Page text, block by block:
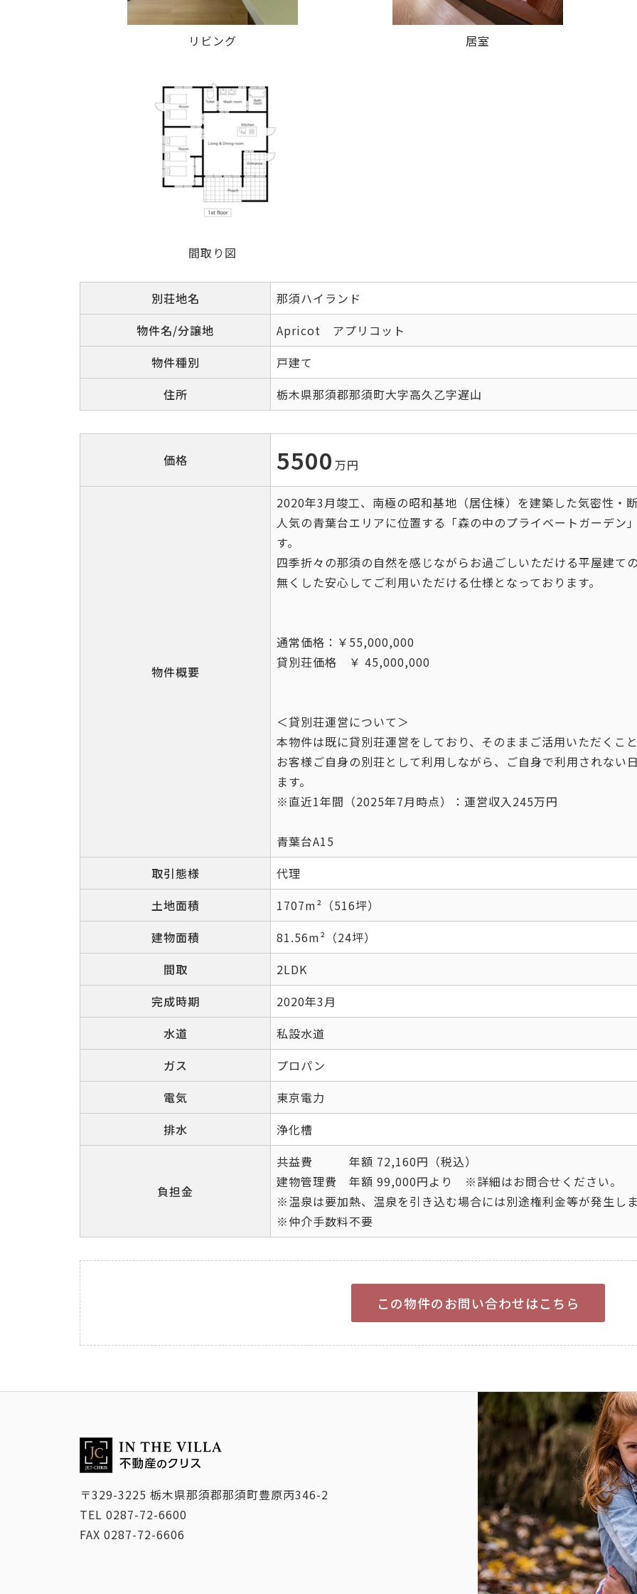
リビング 居室
間取り図
別荘地名
那須ハイランド
物件名/分譲地
Apricot アプリコット
物件種別
戸建て
住所
栃木県那須郡那須町大字高久乙字遅山
価格 5500 万円
物件概要
2020年3月竣工、南極の昭和基地（居住棟）を建築した気密性・
人気の青葉台エリアに位置する「森の中のプライベートガーデン
す。
四季折々の那須の自然を感じながらお過ごしいただける平屋建て
無くした安心してご利用いただける仕様となっております。
通常価格：￥55,000,000
貸別荘価格 ￥ 45,000,000
＜貸別荘運営について＞
本物件は既に貸別荘運営をしており、そのままご活用いただくこ
お客様ご自身の別荘として利用しながら、ご自身で利用されない
ます。
※直近1年間（2025年7月時点）：運営収入245万円
青葉台A15
取引態様
代理
土地面積
1707m²（516坪）
建物面積
81.56m²（24坪）
間取
2LDK
完成時期
2020年3月
水道
私設水道
ガス
プロパン
電気
東京電力
排水
浄化槽
負担金
共益費 年額 72,160円（税込）
建物管理費 年額 99,000円より ※詳細はお問合せください。
※温泉は要加熱、温泉を引き込む場合には別途権利金等が発生し
※仲介手数料不要
この物件のお問い合わせはこちら
〒329-3225 栃木県那須郡那須町豊原丙346-2
TEL 0287-72-6600
FAX 0287-72-6606